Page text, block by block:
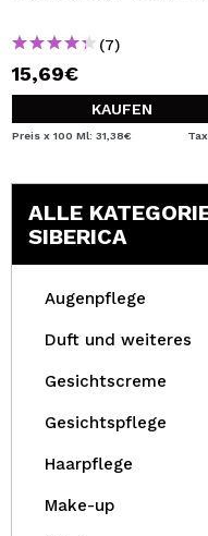
(7)
15,69€
KAUFEN
Preis x 100 Ml: 31,38€
ALLE
SIBERICA
Augenpflege
Duft und weiteres
Gesichtscreme
Gesichtspflege
Haarpflege
Make-up